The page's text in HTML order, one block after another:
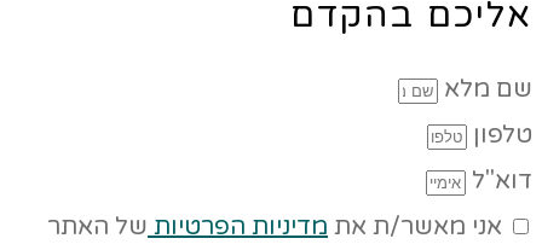
אליכם בהקדם
שם מלא
טלפון
דוא"ל
אני מאשר/ת את מדיניות הפרטיות של האתר